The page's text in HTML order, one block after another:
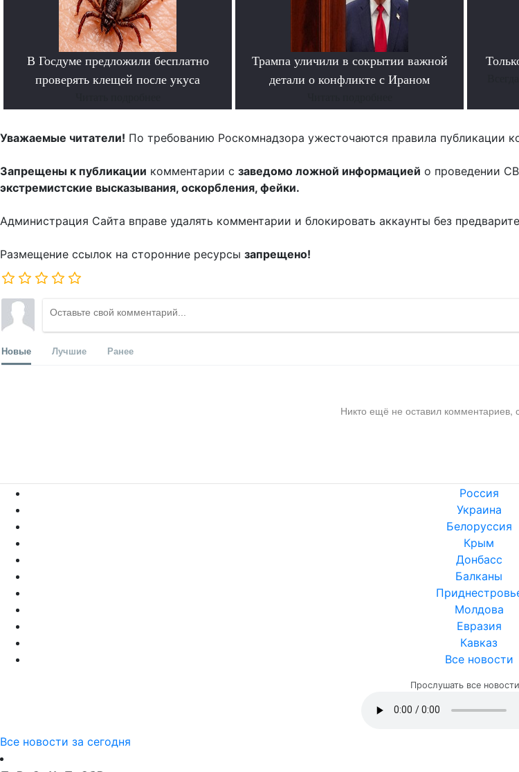
В Госдуме предложили бесплатно
проверять клещей после укуса
Трампа уличили в сокрытии важной
детали о конфликте с Ираном
Уважаемые читатели! По требованию Роскомнадзора ужесточаются правила публикации
Запрещены к публикации комментарии с заведомо ложной информацией о проведении
экстремистские высказывания, оскорбления, фейки.
Администрация Сайта вправе удалять комментарии и блокировать аккаунты без
Размещение ссылок на сторонние ресурсы запрещено!
Новые Лучшие Ранее
Никто ещё не оставил комментариев,
Россия
Украина
Белоруссия
Крым
Донбасс
Балканы
Молдова
Евразия
Кавказ
Все новости
Прослушать все новости
Все новости за сегодня